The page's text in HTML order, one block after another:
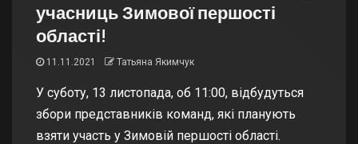
учасниць Зимової першості
області!
11.11.2021 Татьяна Якимчук
У суботу, 13 листопада, об 11:00, відбудуться
збори представників команд, які планують
взяти участь у Зимовій першості області.